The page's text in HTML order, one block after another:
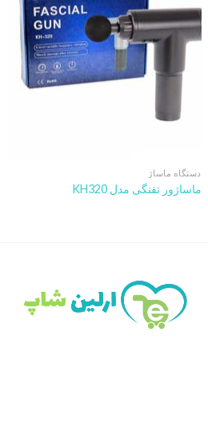
wishlist
دستگاه ماساژ
ماساژور تفنگی مدل KH320